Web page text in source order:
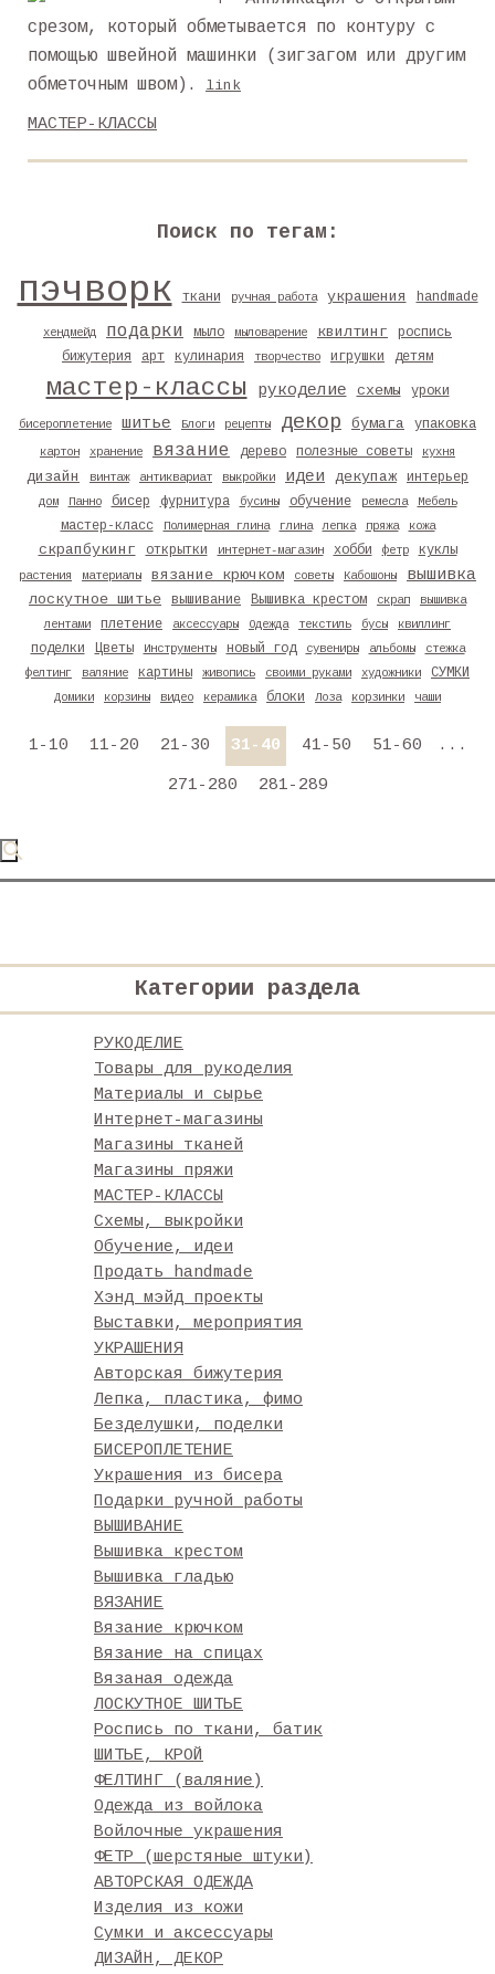
срезом, который обметывается по контуру с
помощью швейной машинки (зигзагом или другим
обметочным швом).
link
МАСТЕР-КЛАССЫ
Поиск по тегам:
пэчворк ткани ручная работа украшения handmade
хендмейд подарки мыло мыловарение квилтинг
роспись
бижутерия
арт кулинария творчество игрушки детям
мастер-классы рукоделие схемы уроки
бисероплетение шитье Блоги рецепты декор бумага упаковка
картон хранение вязание дерево полезные советы кухня
дизайн винтаж антиквариат выкройки идеи декупаж интерьер
дом Панно бисер фурнитура бусины обучение ремесла Мебель
мастер-класс Полимерная глина глина лепка пряжа кожа
скрапбукинг открытки интернет-магазин хобби фетр куклы
растения материалы вязание крючком советы Кабошоны вышивка
лоскутное шитье вышивание Вышивка крестом скрап
вышивка
лентами
плетение аксессуары Одежда текстиль бусы квиллинг
поделки Цветы Инструменты новый год сувениры альбомы
стежка
фелтинг
валяние картины живопись своими руками художники СУМКИ
Домики корзины видео керамика блоки Лоза корзинки чаши
1-10 11-20 21-30 31-40 41-50 51-60 ...
271-280 281-289
Категории раздела
РУКОДЕЛИЕ
Товары для рукоделия
Материалы и сырье
Интернет-магазины
Магазины тканей
Магазины пряжи
МАСТЕР-КЛАССЫ
Схемы, выкройки
Обучение, идеи
Продать handmade
Хэнд мэйд проекты
Выставки, мероприятия
УКРАШЕНИЯ
Авторская бижутерия
Лепка, пластика, фимо
Безделушки, поделки
БИСЕРОПЛЕТЕНИЕ
Украшения из бисера
Подарки ручной работы
ВЫШИВАНИЕ
Вышивка крестом
Вышивка гладью
ВЯЗАНИЕ
Вязание крючком
Вязание на спицах
Вязаная одежда
ЛОСКУТНОЕ ШИТЬЕ
Роспись по ткани, батик
ШИТЬЕ, КРОЙ
ФЕЛТИНГ (валяние)
Одежда из войлока
Войлочные украшения
ФЕТР (шерстяные штуки)
АВТОРСКАЯ ОДЕЖДА
Изделия из кожи
Сумки и аксессуары
ДИЗАЙН, ДЕКОР